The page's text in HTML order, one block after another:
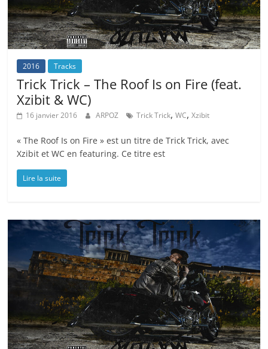
2016 Tracks
Trick Trick – The Roof Is on Fire (feat.
Xzibit & WC)
16 janvier 2016 ARPOZ Trick Trick,WC,Xzibit
« The Roof Is on Fire » est un titre de Trick Trick, avec
Xzibit et WC en featuring. Ce titre est
Lire la suite